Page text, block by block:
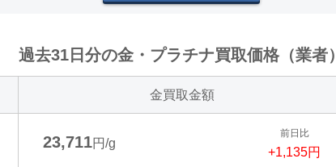
過去31日分の金・プラチナ買取価格（業者）
金買取金額
23,711円/g
前日比
+1,135円